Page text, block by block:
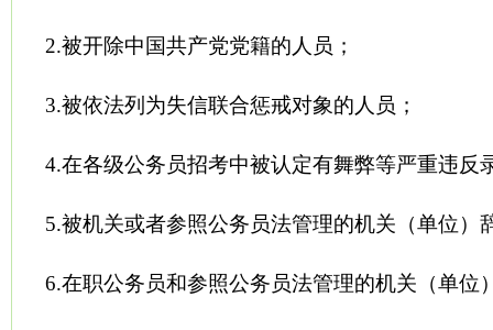
2.被开除中国共产党党籍的人员；
3.被依法列为失信联合惩戒对象的人员；
4.在各级公务员招考中被认定有舞弊等严重违反
5.被机关或者参照公务员法管理的机关（单位）
6.在职公务员和参照公务员法管理的机关（单位